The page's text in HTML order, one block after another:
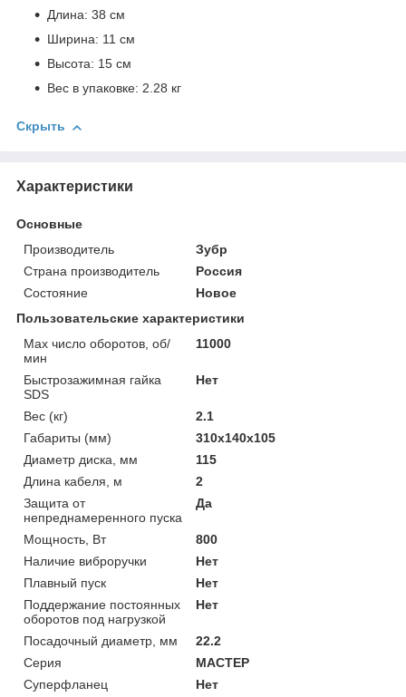
Длина: 38 см
Ширина: 11 см
Высота: 15 см
Вес в упаковке: 2.28 кг
Скрыть
Характеристики
Основные
Производитель
Зубр
Страна производитель
Россия
Состояние
Новое
Пользовательские характеристики
Max число оборотов, об/
мин
11000
Быстрозажимная гайка
SDS
Нет
Вес (кг)
2.1
Габариты (мм)
310х140х105
Диаметр диска, мм
115
Длина кабеля, м
2
Защита от
непреднамеренного пуска
Да
Мощность, Вт
800
Наличие виброручки
Нет
Плавный пуск
Нет
Поддержание постоянных
оборотов под нагрузкой
Нет
Посадочный диаметр, мм
22.2
Серия
МАСТЕР
Суперфланец
Нет